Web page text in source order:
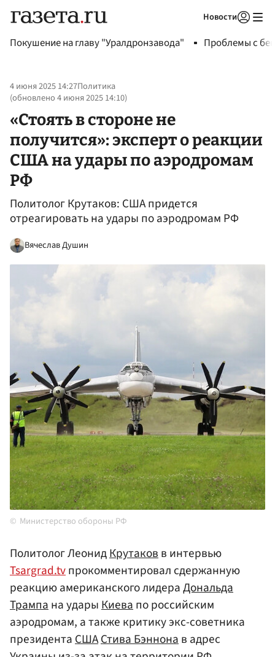
Новости
Покушение на главу "Уралдронзавода" Проблемы с
4 июня 2025 14:27Политика
(обновлено4 июня 2025 14:10)
«Стоять в стороне не
получится»: эксперт о реакции
США на удары по аэродромам
РФ
Политолог Крутаков: США придется
отреагировать на удары по аэродромам РФ
Вячеслав Душин
Министерство обороны РФ
Политолог ЛеонидКрутаковв интервью
Tsargrad.tvпрокомментировал сдержанную
реакцию американского лидераДональда
Трампана ударыКиевапо российским
аэродромам, а также критику экс-советника
президентаСШАСтива Бэннонав адрес